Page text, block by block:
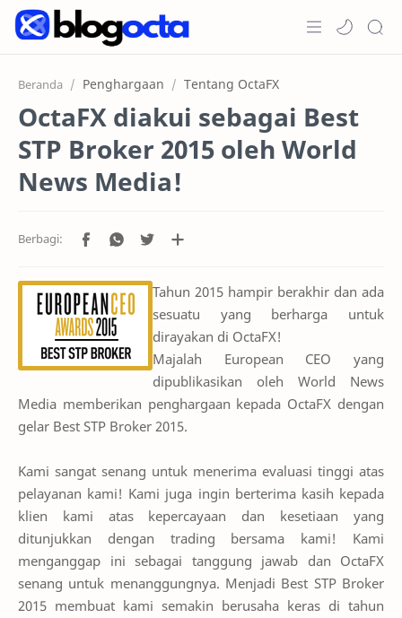
Post
Promosi
Copy Trading
Beranda Penghargaan Tentang OctaFX
OctaFX diakui sebagai Best
STP Broker 2015 oleh World
News Media!
Tahun 2015 hampir berakhir dan ada
sesuatu yang berharga untuk
dirayakan di OctaFX!
Majalah European CEO yang
dipublikasikan oleh World News
Media memberikan penghargaan kepada OctaFX dengan
gelar Best STP Broker 2015.
Kami sangat senang untuk menerima evaluasi tinggi atas
pelayanan kami! Kami juga ingin berterima kasih kepada
klien kami atas kepercayaan dan kesetiaan yang
ditunjukkan dengan trading bersama kami! Kami
menganggap ini sebagai tanggung jawab dan OctaFX
senang untuk menanggungnya. Menjadi Best STP Broker
2015 membuat kami semakin berusaha keras di tahun